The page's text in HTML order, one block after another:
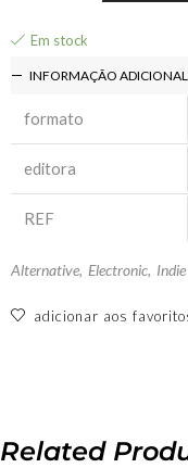
Em stock
INFORMAÇÃO ADICIONAL
formato
editora
REF
Alternative, Electronic, Indie
adicionar aos
Related